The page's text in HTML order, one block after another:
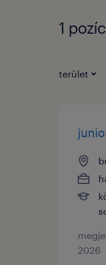
1
terület
2026